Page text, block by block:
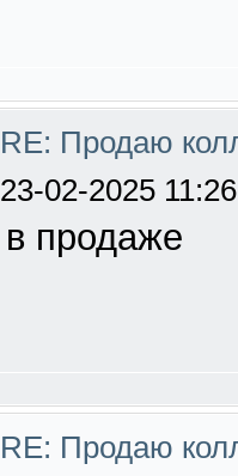
RE: Продаю
23-02-2025 11:26
в продаже
RE: Продаю